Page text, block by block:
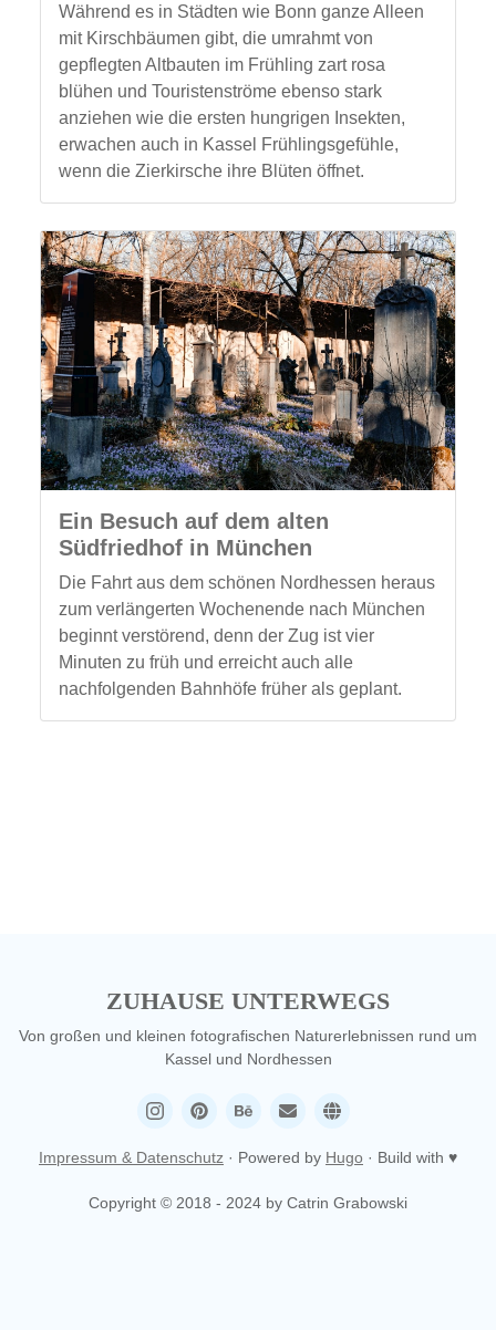
Während es in Städten wie Bonn ganze Alleen
mit Kirschbäumen gibt, die umrahmt von
gepflegten Altbauten im Frühling zart rosa
blühen und Touristenströme ebenso stark
anziehen wie die ersten hungrigen Insekten,
erwachen auch in Kassel Frühlingsgefühle,
wenn die Zierkirsche ihre Blüten öffnet.
Ein Besuch auf dem alten
Südfriedhof in München
Die Fahrt aus dem schönen Nordhessen heraus
zum verlängerten Wochenende nach München
beginnt verstörend, denn der Zug ist vier
Minuten zu früh und erreicht auch alle
nachfolgenden Bahnhöfe früher als geplant.
ZUHAUSE UNTERWEGS
Von großen und kleinen fotografischen Naturerlebnissen rund um
Kassel und Nordhessen
Impressum & Datenschutz · Powered by Hugo · Build with ♥
Copyright © 2018 - 2024 by Catrin Grabowski